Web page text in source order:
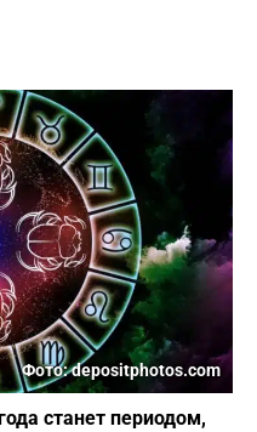
Фото: depositphotos.com
станет периодом,